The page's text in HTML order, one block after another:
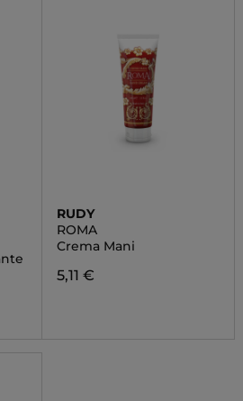
RUDY
ROMA
Crema Mani
5,11 €